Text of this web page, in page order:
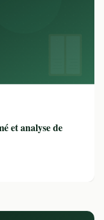
et analyse de